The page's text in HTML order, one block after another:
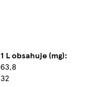
1 L obsahuje (mg):
63,8
32